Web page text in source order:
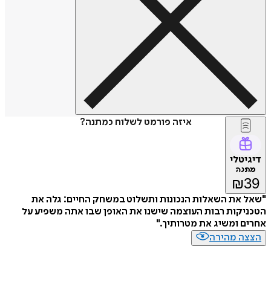
איזה פורמט לשלוח כמתנה?
דיגיטלי
מתנה
₪39
"שאל את השאלות הנכונות ותשלוט במשחק החיים: גלה את
הטכניקות רבות העוצמה שישנו את האופן שבו אתה משפיע על
אחרים ומשיג את מטרותיך."
הצצה מהירה